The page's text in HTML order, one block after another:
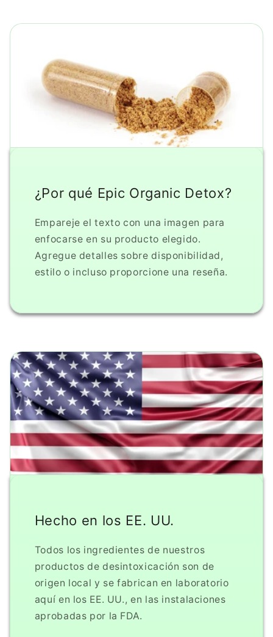
¿Por qué Epic Organic Detox?
Empareje el texto con una imagen para
enfocarse en su producto elegido.
Agregue detalles sobre disponibilidad,
estilo o incluso proporcione una reseña.
Hecho en los EE. UU.
Todos los ingredientes de nuestros
productos de desintoxicación son de
origen local y se fabrican en laboratorio
aquí en los EE. UU., en las instalaciones
aprobadas por la FDA.